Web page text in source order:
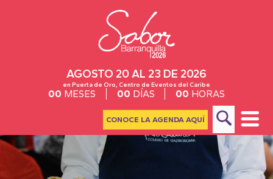
AGOSTO 20 AL 23 DE 2026
en Puerta de Oro, Centro de Eventos del Caribe
00 MESES 00 DÍAS 00 HORAS
CONOCE LA AGENDA AQUÍ